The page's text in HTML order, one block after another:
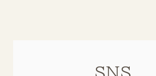
SNS